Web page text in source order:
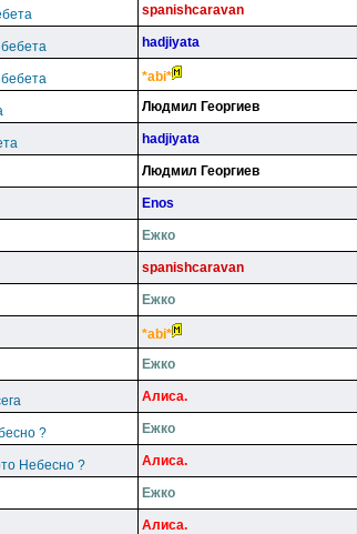
spanishcaravan
hadjiyata
*abi*
Людмил Георгиев
hadjiyata
Людмил Георгиев
Enos
Ежко
spanishcaravan
Ежко
*abi*
Ежко
Aлиca.
? Ежко
Небесно ? Aлиca.
Ежко
Aлиca.